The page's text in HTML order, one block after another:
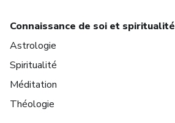
Connaissance de soi et spiritualité
Astrologie
Spiritualité
Méditation
Théologie